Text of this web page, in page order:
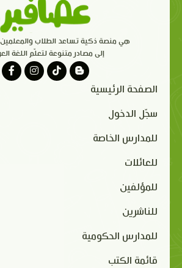
هي منصة ذكية تساعد الطلاب والمعلمين
إلى مصادر متنوعة لتعلّم اللغة
الصفحة الرئيسية
سجّل الدخول
للمدارس الخاصة
للعائلات
للمؤلفين
للناشرين
للمدارس الحكومية
قائمة الكتب